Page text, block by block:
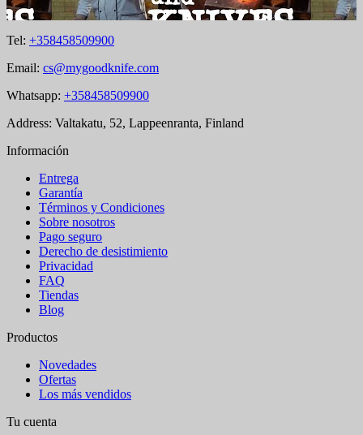
Tel: +358458509900
Email: cs@mygoodknife.com
Whatsapp: +358458509900
Address: Valtakatu, 52, Lappeenranta, Finland
Información
Entrega
Garantía
Términos y Condiciones
Sobre nosotros
Pago seguro
Derecho de desistimiento
Privacidad
FAQ
Tiendas
Blog
Productos
Novedades
Ofertas
Los más vendidos
Tu cuenta